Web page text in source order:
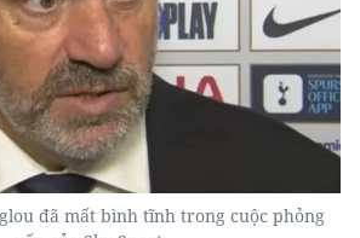
đã mất bình tĩnh trong cuộc phỏng